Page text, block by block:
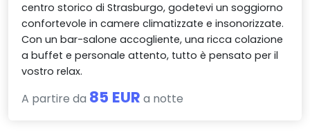
centro storico di Strasburgo, godetevi un soggiorno
confortevole in camere climatizzate e insonorizzate.
Con un bar-salone accogliente, una ricca colazione
a buffet e personale attento, tutto è pensato per il
vostro relax.
A partire da 85 EUR a notte